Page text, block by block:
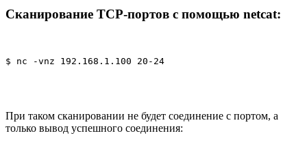
Сканирование TCP-портов с помощью netcat:
$ nc -vnz 192.168.1.100 20-24
При таком сканировании не будет соединение с портом, а
только вывод успешного соединения: